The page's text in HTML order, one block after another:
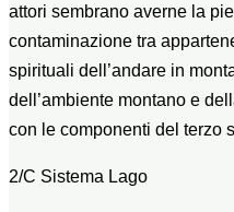
attori sembrano averne la
contaminazione tra
spirituali dell’andare in
dell’ambiente montano e
con le componenti del terzo
2/C Sistema Lago